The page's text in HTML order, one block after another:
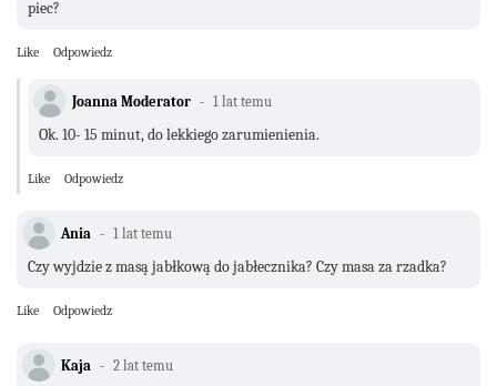
piec?
Like Odpowiedz
Joanna Moderator 1 lat temu
Ok. 10- 15 minut, do lekkiego zarumienienia.
Like Odpowiedz
Ania 1 lat temu
Czy wyjdzie z masą jabłkową do jabłecznika? Czy masa za rzadka?
Like Odpowiedz
Kaja 2 lat temu